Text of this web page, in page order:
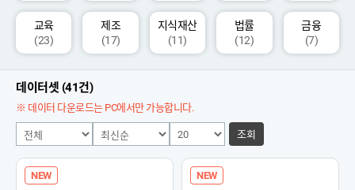
교육
(23)
제조
(17)
지식재산
(11)
법률
(12)
금융
(7)
데이터셋 (41건)
※ 데이터 다운로드는 PC에서만 가능합니다.
조회
NEW NEW